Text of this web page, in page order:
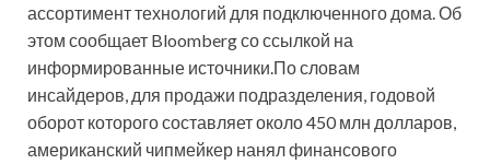
ассортимент технологий для подключенного дома. Об
этом сообщает Bloomberg со ссылкой на
информированные источники.По словам
инсайдеров, для продажи подразделения, годовой
оборот которого составляет около 450 млн долларов,
американский чипмейкер нанял финансового